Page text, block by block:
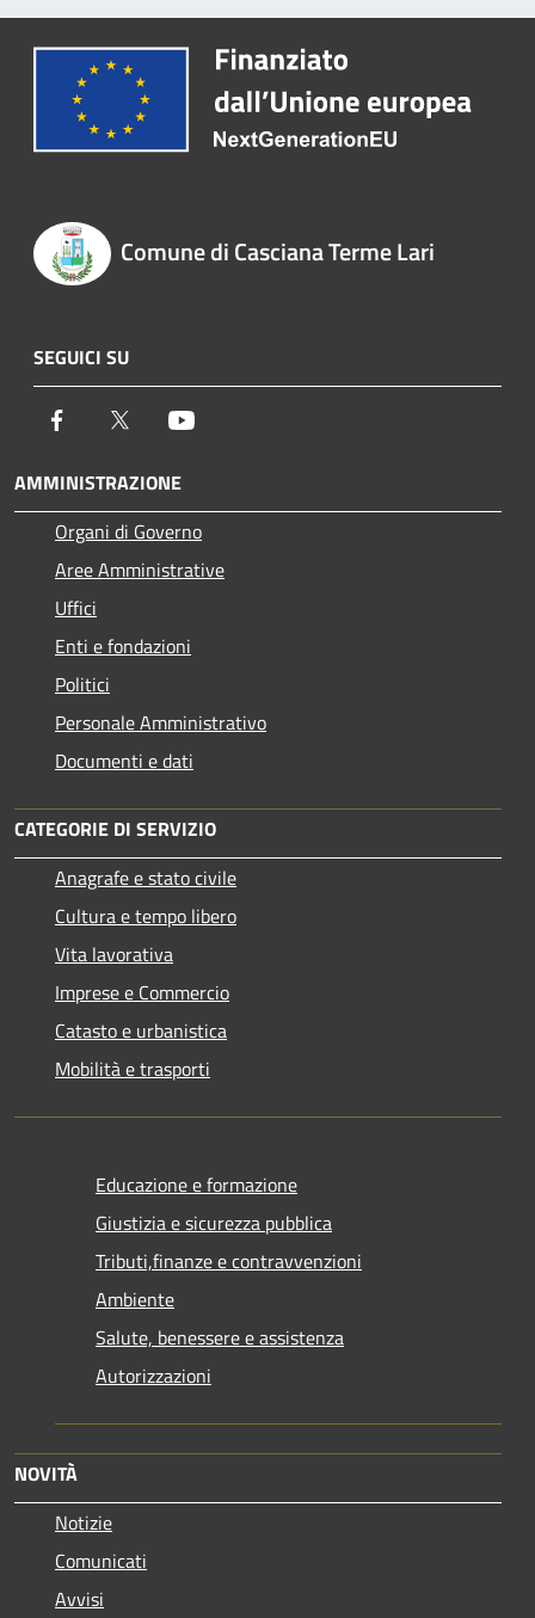
Comune di Casciana Terme Lari
SEGUICI SU
Facebook Twitter
AMMINISTRAZIONE
Organi di Governo
Aree Amministrative
Uffici
Enti e fondazioni
Politici
Personale Amministrativo
Documenti e dati
CATEGORIE DI SERVIZIO
Anagrafe e stato civile
Cultura e tempo libero
Vita lavorativa
Imprese e Commercio
Catasto e urbanistica
Mobilità e trasporti
Educazione e formazione
Giustizia e sicurezza pubblica
Tributi,finanze e contravvenzioni
Ambiente
Salute, benessere e assistenza
Autorizzazioni
NOVITÀ
Notizie
Comunicati
Avvisi